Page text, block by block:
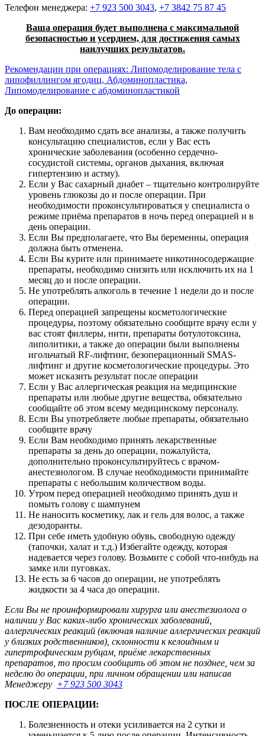
Телефон менеджера: +7 923 500 3043, +7 3842 75 87 45
Ваша операция будет выполнена с максимальной
безопасностью и усердием, для достижения самых
наилучших результатов.
Рекомендации при операциях: Липомоделирование тела с
липофиллингом ягодиц, Абдоминопластика,
Липомоделирование с абдоминопластикой
До операции:
Вам необходимо сдать все анализы, а также получить
консультацию специалистов, если у Вас есть
хронические заболевания (особенно сердечно-
сосудистой системы, органов дыхания, включая
гипертензию и астму).
Если у Вас сахарный диабет – тщательно контролируйте
уровень глюкозы до и после операции. При
необходимости проконсультироваться у специалиста о
режиме приёма препаратов в ночь перед операцией и в
день операции.
Если Вы предполагаете, что Вы беременны, операция
должна быть отменена.
Если Вы курите или принимаете никотиносодержащие
препараты, необходимо снизить или исключить их на 1
месяц до и после операции.
Не употреблять алкоголь в течение 1 недели до и после
операции.
Перед операцией запрещены косметологические
процедуры, поэтому обязательно сообщите врачу если у
вас стоят филлеры, нити, препараты ботулотоксина,
липолитики, а также до операции были выполнены
игольчатый RF-лифтинг, безоперационный SMAS-
лифтинг и другие косметологические процедуры. Это
может исказить результат после операции
Если у Вас аллергическая реакция на медицинские
препараты или любые другие вещества, обязательно
сообщайте об этом всему медицинскому персоналу.
Если Вы употребляете любые препараты, обязательно
сообщите врачу
Если Вам необходимо принять лекарственные
препараты за день до операции, пожалуйста,
дополнительно проконсультируйтесь с врачом-
анестезиологом. В случае необходимости принимайте
препараты с небольшим количеством воды.
Утром перед операцией необходимо принять душ и
помыть голову с шампунем
Не наносить косметику, лак и гель для волос, а также
дезодоранты.
При себе иметь удобную обувь, свободную одежду
(тапочки, халат и т.д.) Избегайте одежду, которая
надевается через голову. Возьмите с собой что-нибудь на
замке или пуговках.
Не есть за 6 часов до операции, не употреблять
жидкости за 4 часа до операции.
Если Вы не проинформировали хирурга или анестезиолога о
наличии у Вас каких-либо хронических заболеваний,
аллергических реакций (включая наличие аллергических реакций
у близких родственников), склонности к келоидным и
гипертрофическим рубцам, приёме лекарственных
препаратов, то просим сообщить об этом не позднее, чем за
неделю до операции, при личном обращении или написав
Менеджеру +7 923 500 3043
ПОСЛЕ ОПЕРАЦИИ:
Болезненность и отеки усиливается на 2 сутки и